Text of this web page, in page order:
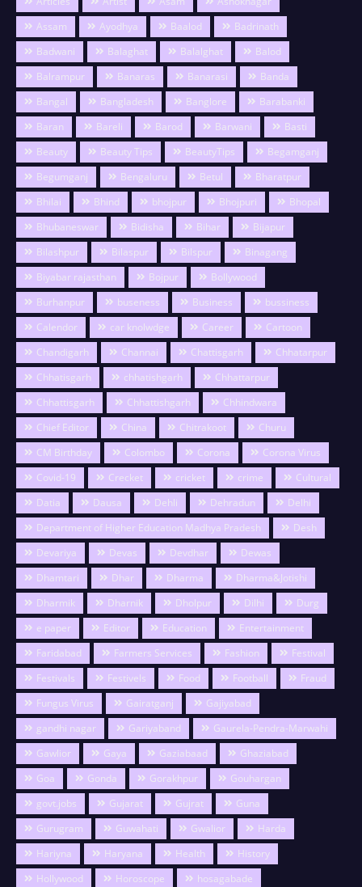
Assam
Ayodhya Baalod
Badrinath
Badwani
Balaghat Balalghat
Balod
Balrampur
Banaras Banarasi
Banda
Bangal
Bangladesh Banglore
Barabanki
Baran
Bareli Barod Barwani
Basti
Beauty
Beauty Tips BeautyTips
Begamganj
Begumganj
Bengaluru Betul
Bharatpur
Bhilai
Bhind bhojpur Bhojpuri
Bhopal
Bhubaneswar
Bidisha Bihar
Bijapur
Bilashpur
Bilaspur Bilspur
Binagang
Biyabar rajasthan
Bojpur
Bollywood
Burhanpur
buseness Business
bussiness
Calendor
car knolwdge Career
Cartoon
Chandigarh
Channai Chattisgarh
Chhatarpur
Chhatisgarh
chhatishgarh
Chhattarpur
Chhattisgarh
Chhattishgarh
Chhindwara
Chief Editor
China Chitrakoot
Churu
CM Birthday
Colombo Corona
Corona Virus
Covid-19
Crecket cricket crime
Cultural
Datia
Dausa Dehli Dehradun
Delhi
Department of Higher Education Madhya Pradesh
Desh
Devariya
Devas Devdhar
Dewas
Dhamtari
Dhar Dharma
Dharma&Jotishi
Dharmik
Dharnik Dholpur Dilhi
Durg
e paper
Editor Education
Entertainment
Faridabad
Farmers Services Fashion
Festival
Festivals
Festivels Food Football
Fraud
Fungus Virus
Gairatganj
Gajiyabad
gandhi nagar
Gariyaband
Gaurela-Pendra-Marwahi
Gawlior
Gaya Gaziabaad
Ghaziabad
Goa
Gonda Gorakhpur
Gouhargan
govt.jobs
Gujarat Gujrat
Guna
Gurugram
Guwahati Gwalior
Harda
Hariyna
Haryana Health
History
Hollywood
Horoscope
hosagabade